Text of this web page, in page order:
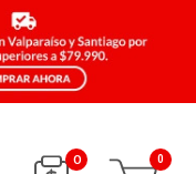
0